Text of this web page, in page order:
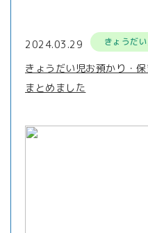
2024.03.29 きょうだ
きょうだい児お預かり・
まとめました